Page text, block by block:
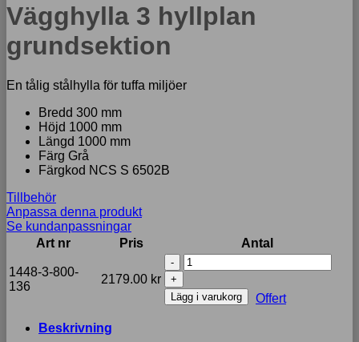
Vägghylla 3 hyllplan
grundsektion
En tålig stålhylla för tuffa miljöer
Bredd 300 mm
Höjd 1000 mm
Längd 1000 mm
Färg Grå
Färgkod NCS S 6502B
Tillbehör
Anpassa denna produkt
Se kundanpassningar
Art nr
Pris Antal
1448-3-800-
136
2179.00 kr
Vägghylla
3
hyllplan
grundsektion
Lägg i varukorg Offert
Beskrivning